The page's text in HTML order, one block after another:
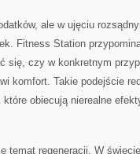
ale w ujęciu
Fitness Station
się, czy w konkretnym
komfort. Takie podejście
obiecują nierealne
temat regeneracji. W